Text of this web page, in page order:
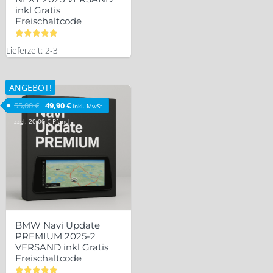
inkl Gratis
Freischaltcode
mit
5.00
Lieferzeit: 2-3
ANGEBOT!
BMW Navi Update
PREMIUM 2025-2
VERSAND inkl Gratis
Freischaltcode
55,00€ Ursprünglicher Preis war: 55,00 €
49,90€Aktueller Preis ist: 49,90 €.
inkl. MwSt
zzgl. 20,00 € Pfand